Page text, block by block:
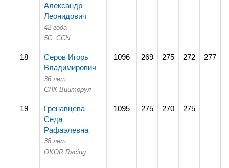
Александр
Леонидович
42 года
5G_CCN
18
Серов Игорь
Владимирович
36 лет
СЛК Вииторул
1096 269 275 272 277
19
Гренавцева
Седа
Рафаэлевна
38 лет
OKOR Racing
1095 275 270 275